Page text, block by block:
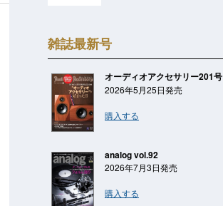
雑誌最新号
オーディオアクセサリー201号
2026年5月25日発売
購入する
analog vol.92
2026年7月3日発売
購入する